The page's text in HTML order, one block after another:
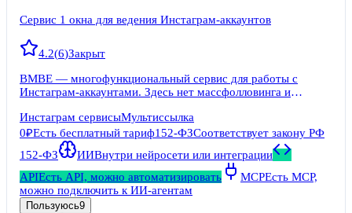
Сервис 1 окна для ведения Инстаграм-аккаунтов
4.2(6)Закрыт
BMBE — многофункциональный сервис для работы с
Инстаграм-аккаунтами. Здесь нет массфолловинга и
оформления и ведения профиля, взаимодействии с
блогерами и проведения конкурсов. Если вы работаете с
белыми механиками в Instagram, просто посмотрите наш
обзор функционала. Вы наверняка найдете в «БМБЕ»
инструменты, которые будут вам полезны.
Инстаграм сервисыМультиссылка
0₽Есть бесплатный тариф152-ФЗСоответствует закону РФ
152-ФЗ
ИИВнутри нейросети или интеграции
APIЕсть API, можно автоматизировать MCPЕсть MCP,
можно подключить к ИИ-агентам
Пользуюсь9